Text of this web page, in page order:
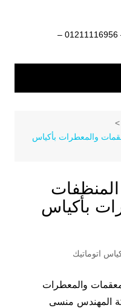
ماكينات تعبئة وتغليف 01211116954 – 01211116956 –
والمعطرات بأكياس
المنظفات
بأكياس
اتوماتيك
والمعطرات